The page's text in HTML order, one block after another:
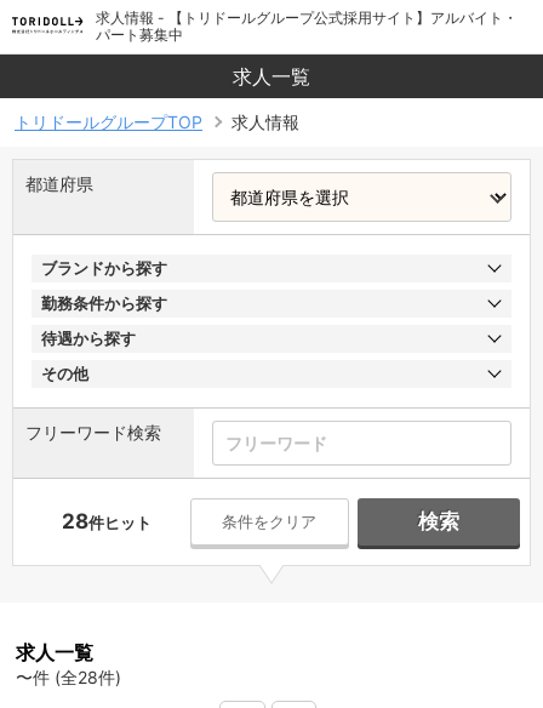
求人情報 - 【トリドールグループ公式採用サイト】アルバイト・
パート募集中
求人一覧
トリドールグループTOP 求人情報
都道府県
ブランドから探す
勤務条件から探す
待遇から探す
その他
フリーワード検索
28件ヒット 条件をクリア 検索
求人一覧
〜件 (全28件)